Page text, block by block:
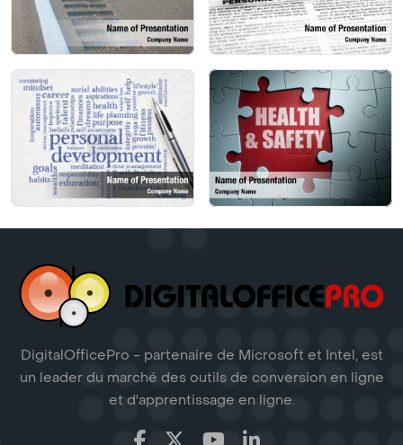
DigitalOfficePro - partenaire de Microsoft et Intel, est
un leader du marché des outils de conversion en ligne
et d'apprentissage en ligne.